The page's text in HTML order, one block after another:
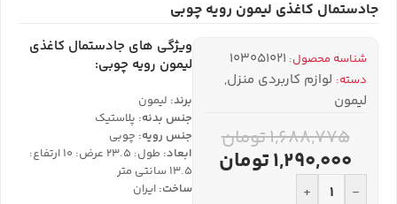
جادستمال کاغذی لیمون رویه چوبی
ویژگی های جادستمال کاغذی
لیمون رویه چوبی:
برند: لیمون
جنس بدنه: پلاستیک
جنس رویه: چوبی
ابعاد:
طول: 23.5 عرض: 10 ارتفاع:
13.5 سانتی متر
ساخت: ایران
شناسه محصول: 103051021
دسته: لوازم کاربردی منزل,
لیمون
1,688,775تومان
1,290,000تومان
-
+